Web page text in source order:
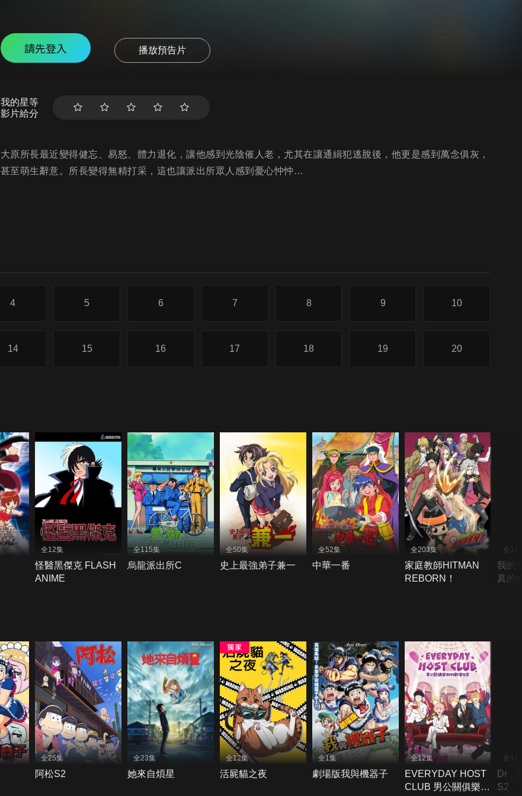
請先登入 播放預告片
我的星等
影片給分
大原所長最近變得健忘、易怒、體力退化，讓他感到光陰催人老，尤其在讓通緝犯逃脫後，他更是感到萬念俱灰，
甚至萌生辭意。所長變得無精打采，這也讓派出所眾人感到憂心忡忡…
4 5 6 7 8 9 10
14 15 16 17 18 19 20
全12集
怪醫黑傑克 FLASH
ANIME
全115集
烏龍派出所C
全50集
史上最強弟子兼一
全52集
中華一番
全203集
家庭教師HITMAN
REBORN！
全11
我的
真的
全25集
阿松S2
全23集
她來自煩星
全12集
活屍貓之夜
全1集
劇場版我與機器子
全12集
EVERYDAY HOST
CLUB 男公關俱樂部
全11
Dr．
S2